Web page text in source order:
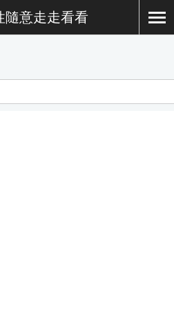
隨意走走看看